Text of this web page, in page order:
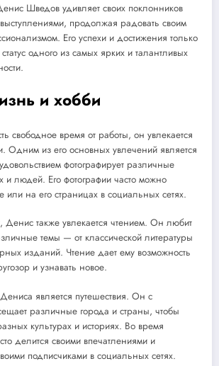
Шведов удивляет своих поклонников
продолжая радовать своим
Его успехи и достижения только
одного из самых ярких и талантливых
и хобби
свободное время от работы, он увлекается
Одним из его основных увлечений является
фотографирует различные
и людей. Его фотографии часто можно
или на его страницах в социальных сетях.
Денис также увлекается чтением. Он любит
темы — от классической литературы
изданий. Чтение дает ему возможность
и узнавать новое.
является путешествия. Он с
различные города и страны, чтобы
культурах и историях. Во время
делится своими впечатлениями и
подписчиками в социальных сетях.